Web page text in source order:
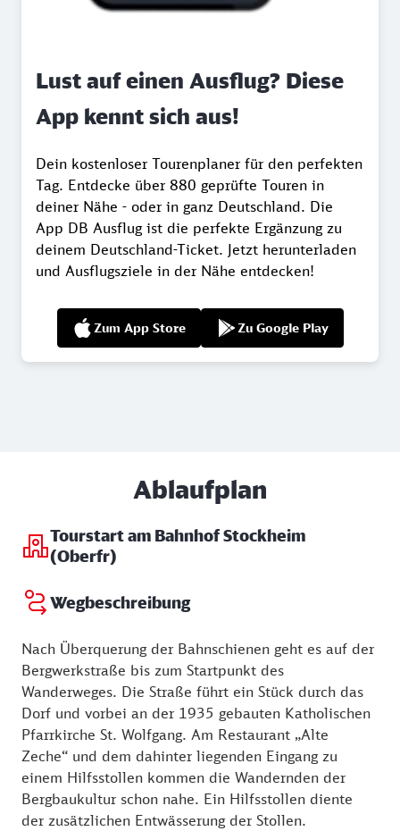
Lust auf einen Ausflug? Diese
App kennt sich aus!
Dein kostenloser Tourenplaner für den perfekten
Tag. Entdecke über 880 geprüfte Touren in
deiner Nähe - oder in ganz Deutschland. Die
App DB Ausflug ist die perfekte Ergänzung zu
deinem Deutschland-Ticket. Jetzt herunterladen
und Ausflugsziele in der Nähe entdecken!
Zum App Store Zu Google Play
Ablaufplan
Tourstart am Bahnhof Stockheim
(Oberfr)
Wegbeschreibung
Nach Überquerung der Bahnschienen geht es auf der
Bergwerkstraße bis zum Startpunkt des
Wanderweges. Die Straße führt ein Stück durch das
Dorf und vorbei an der 1935 gebauten Katholischen
Pfarrkirche St. Wolfgang. Am Restaurant „Alte
Zeche“ und dem dahinter liegenden Eingang zu
einem Hilfsstollen kommen die Wandernden der
Bergbaukultur schon nahe. Ein Hilfsstollen diente
der zusätzlichen Entwässerung der Stollen.